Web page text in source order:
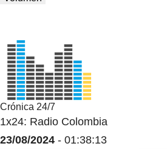
Crónica 24/7
1x24: Radio Colombia
23/08/2024 - 01:38:13